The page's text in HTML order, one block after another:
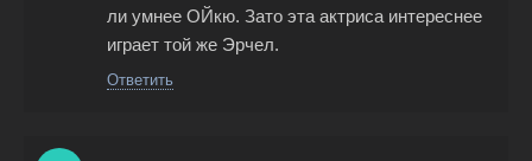
ли умнее ОЙкю. Зато эта актриса интереснее
играет той же Эрчел.
Ответить